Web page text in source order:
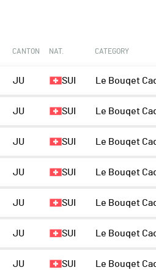
CANTON NAT. CATEGORY
JU SUI Le Bouqet
JU SUI Le Bouqet
JU SUI Le Bouqet
JU SUI Le Bouqet
JU SUI Le Bouqet
JU SUI Le Bouqet
JU SUI Le Bouqet